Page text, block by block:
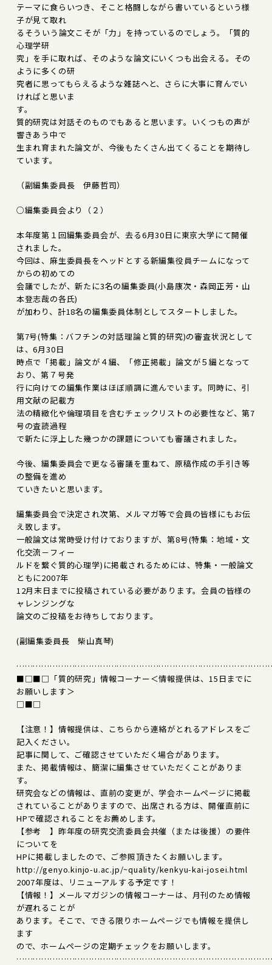
テーマに食らいつき、そこと格闘しながら書いているという様
子が見て取れ
る――そういう論文こそが「力」を持っているのでしょう。「質的
心理学研
究」を手に取れば、そのような論文にいくつも出会える。その
ように多くの研
究者に思ってもらえるような雑誌へと、さらに大事に育んでい
ければと思いま
す。
質的研究は対話そのものでもあると思います。いくつもの声が
響きあう中で
生まれ育まれた論文が、今後もたくさん出てくることを期待し
ています。
（副編集委員長 伊藤哲司）
○編集委員会より（２）
本年度第１回編集委員会が、去る6月30日に東京大学にて開催
されました。
今回は、麻生委員長をヘッドとする新編集役員チームになって
からの初めての
会議でしたが、新たに3名の編集委員(小島康次・森岡正芳・山
本登志哉の各氏)
が加わり、計18名の編集委員体制としてスタートしました。
第7号(特集：バフチンの対話理論と質的研究)の審査状況として
は、6月30日
時点で「掲載」論文が４編、「修正掲載」論文が５編となって
おり、第７号発
行に向けての編集作業はほぼ順調に進んでいます。同時に、引
用文献の記載方
法の精緻化や倫理項目を含むチェックリストの必要性など、第7
号の査読過程
で新たに浮上した幾つかの課題についても審議されました。
今後、編集委員会で更なる審議を重ねて、原稿作成の手引き等
の整備を進め
ていきたいと思います。
編集委員会で決定され次第、メルマガ等で会員の皆様にもお伝
え致します。
一般論文は常時受け付けておりますが、第8号(特集：地域・文
化交流－フィー
ルドを繋ぐ質的心理学)に掲載されるためには、特集・一般論文
ともに2007年
12月末日までに投稿されている必要があります。会員の皆様の
ャレンジングな
論文のご投稿をお待ちしております。
(副編集委員長 柴山真琴)
■□■□「質的研究」情報コーナー＜情報提供は、15日までに
お願いします＞
□■□
【注意！】情報提供は、こちらから連絡がとれるアドレスをご
記入ください。
記事に関して、ご確認させていただく場合があります。
また、掲載情報は、簡潔に編集させていただくことがありま
す。
研究会などの情報は、直前の変更が、学会ホームページに掲載
されていることがありますので、出席される方は、開催直前に
HPで確認されることをお薦めします。
【参考 】昨年度の研究交流委員会共催（または後援）の要件
についてを
HPに掲載しましたので、ご参照頂きたくお願いします。
http://genyo.kinjo-u.ac.jp/~quality/kenkyu-kai-josei.html
2007年度は、リニューアルする予定です！
【情報！】メールマガジンの情報コーナーは、月刊のため情報
が遅れることが
あります。そこで、できる限りホームページでも情報を提供し
ます
ので、ホームページの定期チェックをお願いします。